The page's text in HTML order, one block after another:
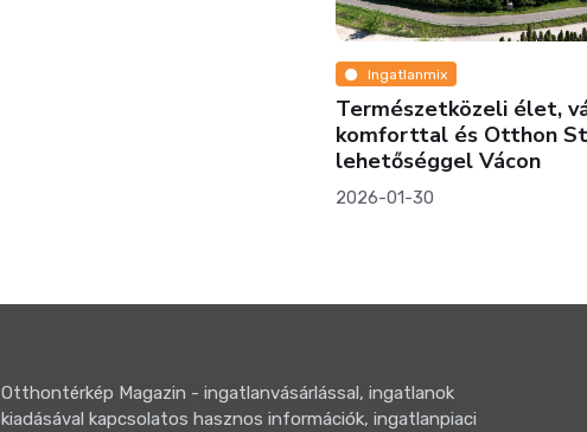
Ingatlanmix
Természetközeli élet,
komforttal és Otthon
lehetőséggel Vácon
2026-01-30
Otthontérkép Magazin - ingatlanvásárlással, ingatlanok
kiadásával kapcsolatos hasznos információk, ingatlanpiaci